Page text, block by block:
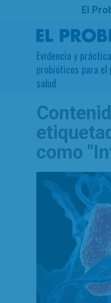
Evidencia y
probióticos para el
salud
como
El